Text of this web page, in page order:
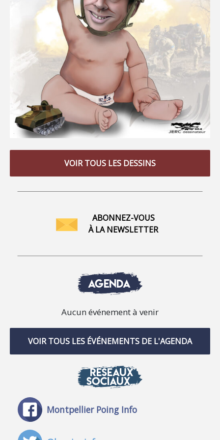
VOIR TOUS LES DESSINS
ABONNEZ-VOUS
À LA NEWSLETTER
AGENDA
Aucun événement à venir
VOIR TOUS LES ÉVÉNEMENTS DE L'AGENDA
RÉSEAUX
SOCIAUX
Montpellier Poing Info